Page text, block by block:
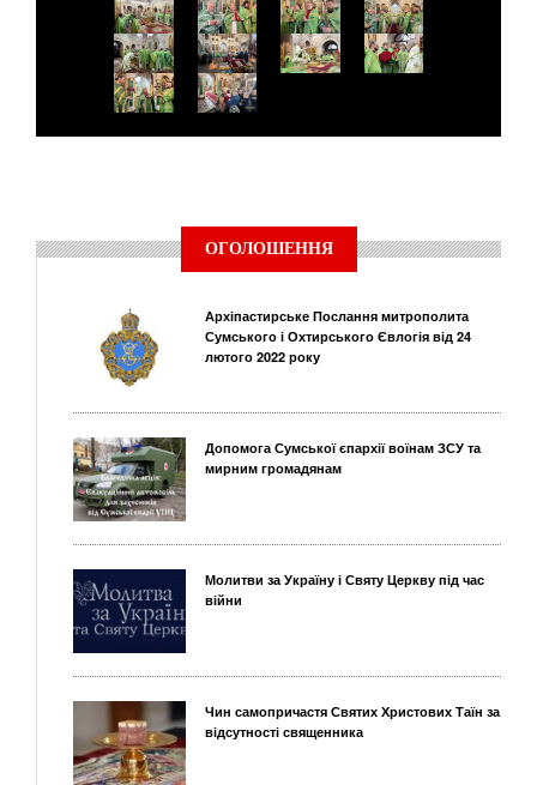
ОГОЛОШЕННЯ
Архіпастирське Послання митрополита
Сумського і Охтирського Євлогія від 24
лютого 2022 року
Допомога Сумської єпархії воїнам ЗСУ та
мирним громадянам
Молитви за Україну і Святу Церкву під час
війни
Чин самопричастя Святих Христових Таїн за
відсутності священника